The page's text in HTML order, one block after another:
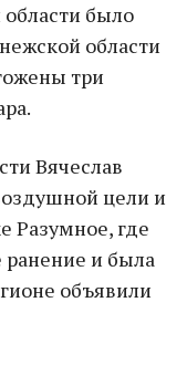
было
области
три
Вячеслав
цели и
Разумное, где
и была
объявили